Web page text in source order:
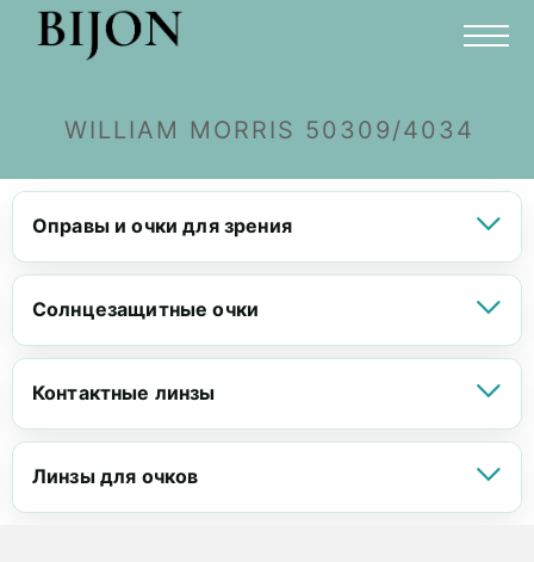
WILLIAM MORRIS 50309/4034
Оправы и очки для зрения
Солнцезащитные очки
Контактные линзы
Линзы для очков